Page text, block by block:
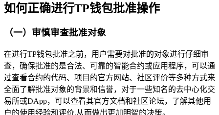
如何正确进行TP钱包批准操作
（一）审慎审查批准对象
在进行TP钱包批准之前，用户需要对批准的对象进行仔细审
查，确保批准的是合法、可靠的智能合约或应用程序，可以通
过查看合约的代码、项目的官方网站、社区评价等多种方式来
全面了解批准对象的背景和信誉，对于一些知名的去中心化交
易所或DApp，可以查看其官方文档和社区论坛，了解其他用
户的使用经验和评价,从而做出更加明智的决策。